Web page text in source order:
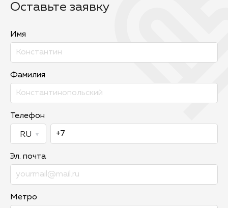
Оставьте заявку
Имя
Фамилия
Телефон
Эл. почта
Метро